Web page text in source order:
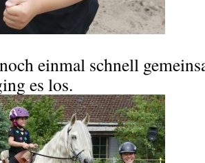
einmal schnell
es los.